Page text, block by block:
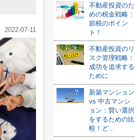
2022-07-11
不動産投資のた
めの税金戦略：
節税のポイン
ト！
不動産投資のリ
スク管理戦略：
成功を追求する
ために
新築マンション
vs 中古マンシ
ョン：賢い選択
をするための比
較！ど...